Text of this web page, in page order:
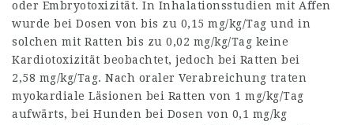
oder Embryotoxizität. In Inhalationsstudien mit Affen
wurde bei Dosen von bis zu 0,15 mg/kg/Tag und in
solchen mit Ratten bis zu 0,02 mg/kg/Tag keine
Kardiotoxizität beobachtet, jedoch bei Ratten bei
2,58 mg/kg/Tag. Nach oraler Verabreichung traten
myokardiale Läsionen bei Ratten von 1 mg/kg/Tag
aufwärts, bei Hunden bei Dosen von 0,1 mg/kg